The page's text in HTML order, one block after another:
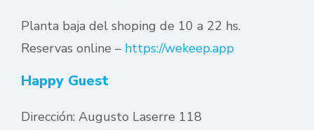
Planta baja del shoping de 10 a 22 hs.
Reservas online – https://wekeep.app
Happy Guest
Dirección: Augusto Laserre 118